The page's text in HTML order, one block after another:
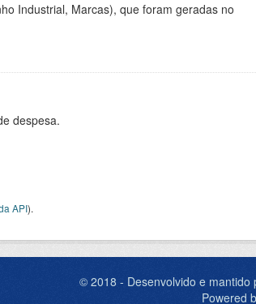
Industrial, Marcas), que foram geradas no
despesa.
API).
© 2018 - Desenvolvido e mantido
Powered